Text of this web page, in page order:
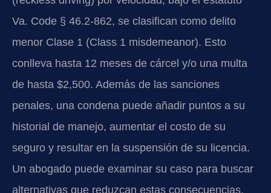
Va. Code § 46.2-862, se clasifican como delito
menor Clase 1 (Class 1 misdemeanor). Esto
conlleva hasta 12 meses de cárcel y/o una multa
de hasta $2,500. Además de las sanciones
penales, una condena puede añadir puntos a su
historial de manejo, aumentar el costo de su
seguro y resultar en la suspensión de su licencia.
Un abogado puede examinar su caso para buscar
alternativas que reduzcan estas consecuencias.